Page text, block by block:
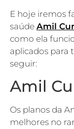
E hoje iremos
saúde Amil
como ela
aplicados para
seguir:
Amil
Os planos da
melhores no